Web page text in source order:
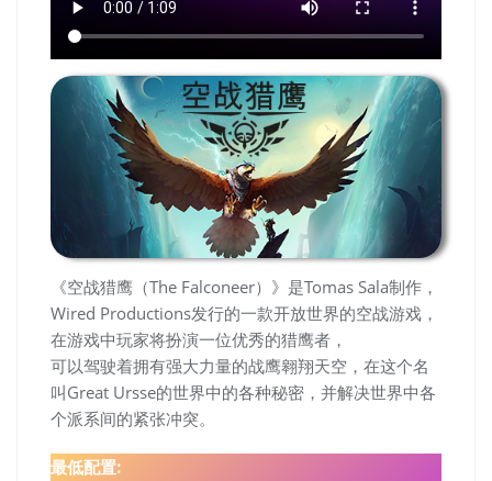
《空战猎鹰（The Falconeer）》是Tomas Sala制作，
Wired Productions发行的一款开放世界的空战游戏，
在游戏中玩家将扮演一位优秀的猎鹰者，
可以驾驶着拥有强大力量的战鹰翱翔天空，在这个名
叫Great Ursse的世界中的各种秘密，并解决世界中各
个派系间的紧张冲突。
最低配置: